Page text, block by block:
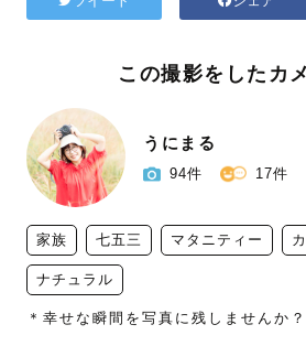
この撮影をしたカ
うにまる
94件 17件
家族 七五三 マタニティー
ナチュラル
＊幸せな瞬間を写真に残しませんか？